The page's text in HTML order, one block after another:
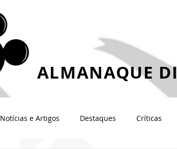
ALMANAQUE
Notícias e Artigos Destaques Críticas